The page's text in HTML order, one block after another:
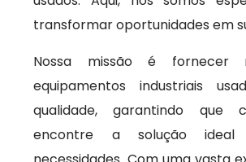
transformar oportunidades em
Nossa missão é fornecer
equipamentos industriais
qualidade, garantindo que
encontre a solução ideal